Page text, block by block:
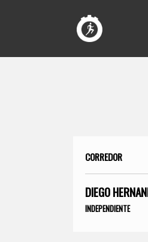
CORREDOR
DIEGO
INDEPENDIENTE